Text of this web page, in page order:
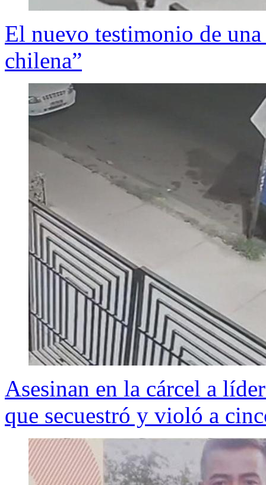
El nuevo testimonio de
chilena”
Asesinan en la cárcel a
que secuestró y violó a